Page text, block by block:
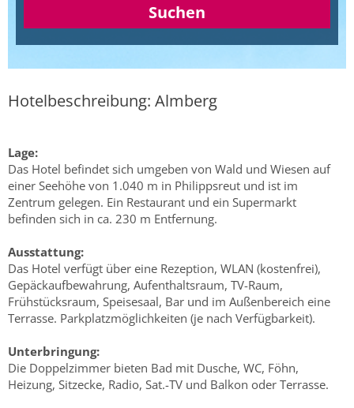
Suchen
Hotelbeschreibung: Almberg
Lage:
Das Hotel befindet sich umgeben von Wald und Wiesen auf
einer Seehöhe von 1.040 m in Philippsreut und ist im
Zentrum gelegen. Ein Restaurant und ein Supermarkt
befinden sich in ca. 230 m Entfernung.
Ausstattung:
Das Hotel verfügt über eine Rezeption, WLAN (kostenfrei),
Gepäckaufbewahrung, Aufenthaltsraum, TV-Raum,
Frühstücksraum, Speisesaal, Bar und im Außenbereich eine
Terrasse. Parkplatzmöglichkeiten (je nach Verfügbarkeit).
Unterbringung:
Die Doppelzimmer bieten Bad mit Dusche, WC, Föhn,
Heizung, Sitzecke, Radio, Sat.-TV und Balkon oder Terrasse.